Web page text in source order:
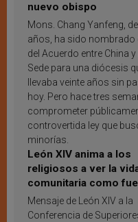
nuevo obispo
Mons. Chang Yanfeng,
años, ha sido nombrado
del Acuerdo entre China
Sede para una diócesis
llevaba veinte años sin
hoy. Pero hace tres
comprometer
controvertida ley que
minorías.
León XIV anima a los
religiosos a ver la
comunitaria como
inspiración y
Mensaje de León XIV a la
Conferencia de